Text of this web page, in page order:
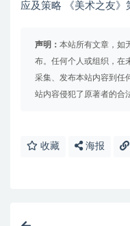
应及策略 《美术之友
声明： 本站所有文章，如
布。任何个人或组织，在
采集、发布本站内容到任
站内容侵犯了原著者的合
收藏 海报